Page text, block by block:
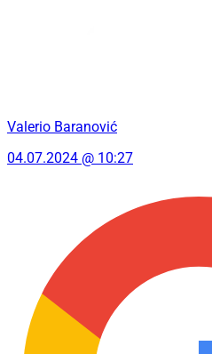
Valerio Baranović
04.07.2024 @ 10:27